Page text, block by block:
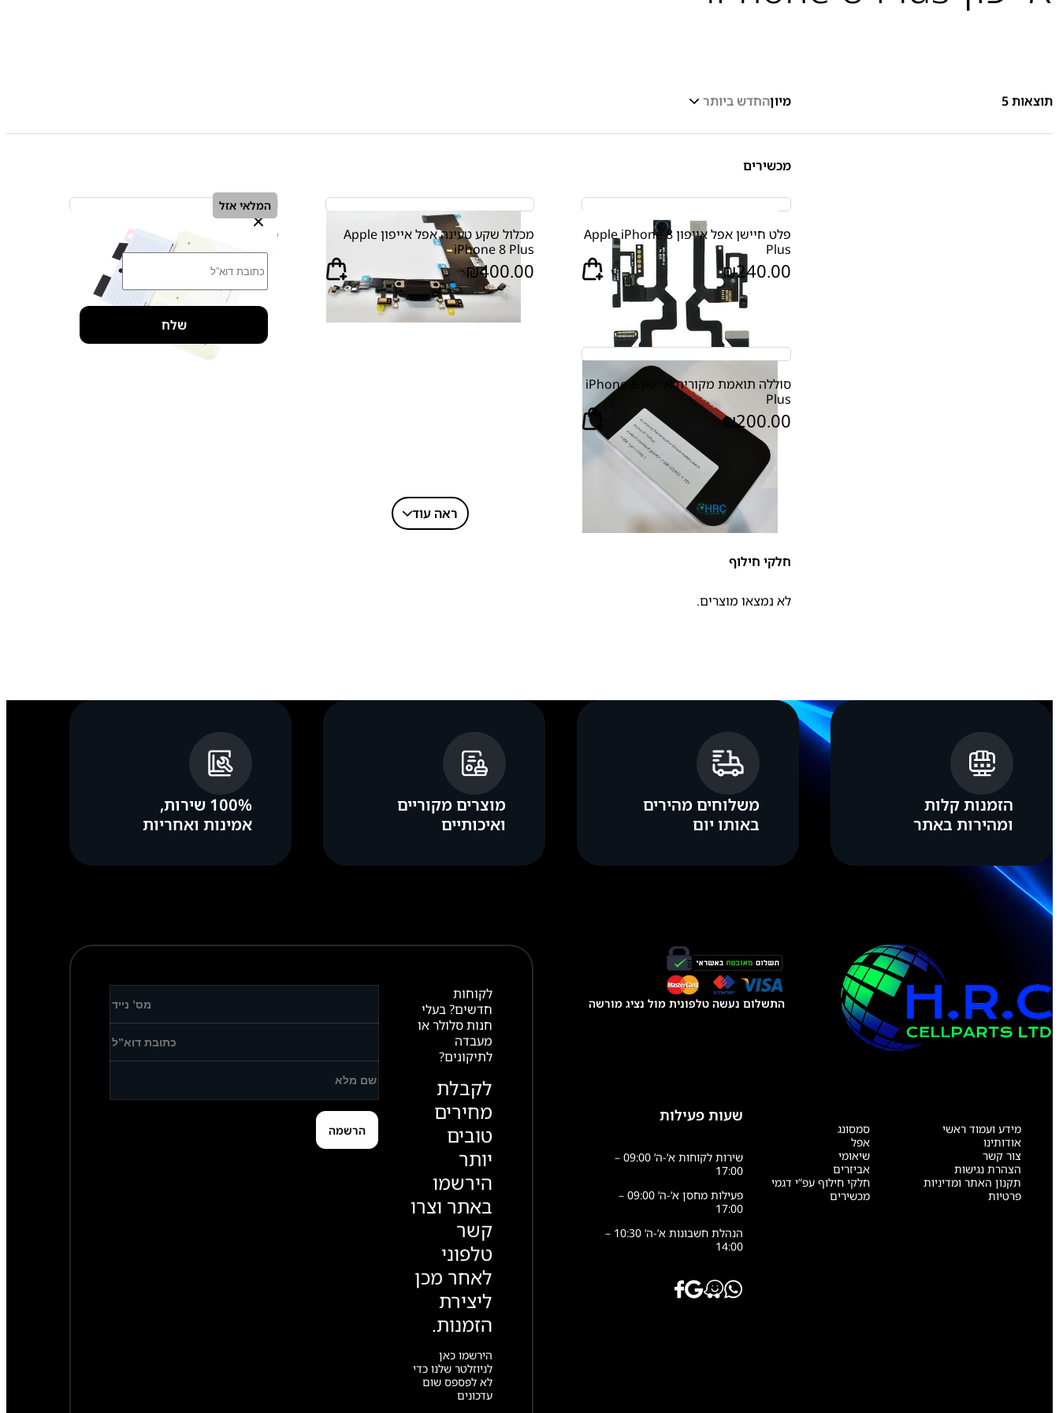
תוצאות5 מיוןהחדש ביותר
מכשירים
פלט חיישן אפל אייפון Apple iPhone 8
Plus
₪240.00
מכלול שקע טעינה אפל אייפון Apple
iPhone 8 Plus
₪400.00
המלאי אזל
נא להכניס פרטים על מנת לקבל הודע
ברגע שהמוצר יהיה במלאי
סוללה מקורית אייפון iPhone 8 Plus
Service Pack
₪0.00
סוללה תואמת מקורית אייפון iPhone 8
Plus
₪200.00
ראה עוד
חלקי חילוף
לא נמצאו מוצרים.
הזמנות קלות
ומהירות באתר
משלוחים מהירים
באותו יום
מוצרים מקוריים
ואיכותיים
100% שירות,
אמינות ואחריות
התשלום נעשה טלפונית מול נציג מורשה
לקוחות
חדשים? בעלי
חנות סלולר או
מעבדה
לתיקונים?
לקבלת
מחירים
טובים
יותר
הירשמו
באתר וצרו
קשר
טלפוני
לאחר מכן
ליצירת
הזמנות.
הירשמו כאן
לניוזלטר שלנו כדי
לא לפספס שום
עדכונים
מידע ועמוד ראשי
אודותינו
צור קשר
הצהרת נגישות
תקנון האתר ומדיניות
פרטיות
סמסונג
אפל
שיאומי
אביזרים
חלקי חילוף עפ”י דגמי
מכשירים
שעות פעילות
שירות לקוחות א’-ה’ 09:00 –
17:00
פעילות מחסן א’-ה’ 09:00 –
17:00
הנהלת חשבונות א’-ה’ 10:30 –
14:00